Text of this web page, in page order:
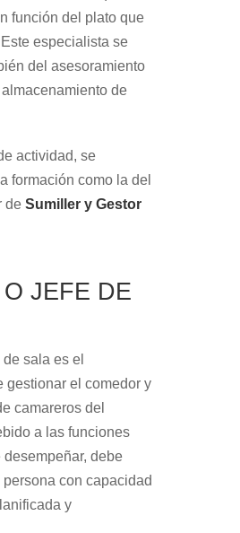
función del plato que
especialista se
del asesoramiento
de
actividad, se
formación como la del
de Sumiller y Gestor
JEFE DE
sala es el
gestionar el comedor y
camareros del
a las funciones
debe
con capacidad
y